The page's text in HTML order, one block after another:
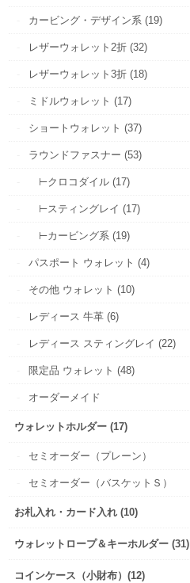
カービング・デザイン系 (19)
レザーウォレット2折 (32)
レザーウォレット3折 (18)
ミドルウォレット (17)
ショートウォレット (37)
ラウンドファスナー (53)
⊢クロコダイル (17)
⊢スティングレイ (17)
⊢カービング系 (19)
パスポート ウォレット (4)
その他 ウォレット (10)
レディース 牛革 (6)
レディース スティングレイ (22)
限定品 ウォレット (48)
オーダーメイド
ウォレットホルダー (17)
セミオーダー（プレーン）
セミオーダー（バスケットＳ）
お札入れ・カード入れ (10)
ウォレットロープ＆キーホルダー (31)
コインケース（小財布）(12)